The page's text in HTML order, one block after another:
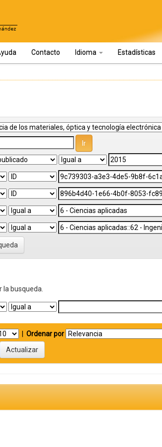
Contacto Idioma Estadísticas
busqueda.
Ordenar por